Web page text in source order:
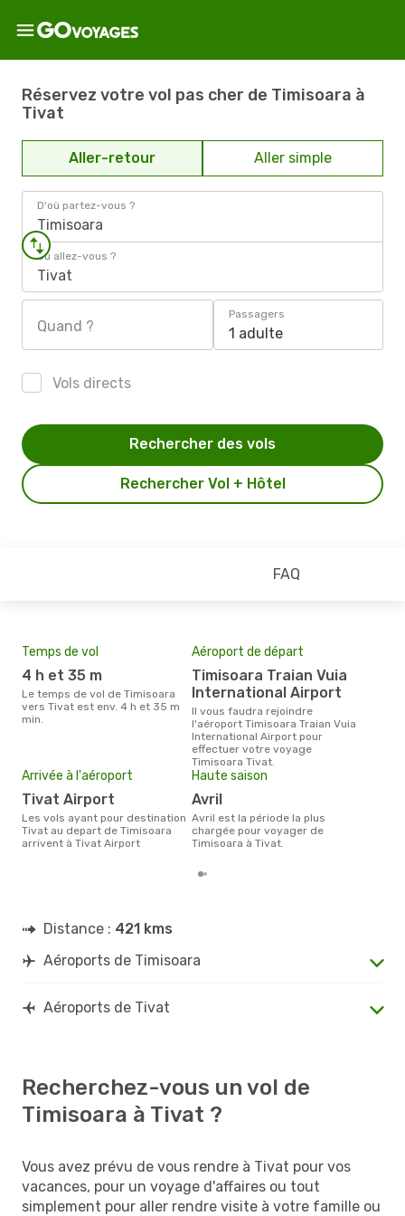
Réservez votre vol pas cher de Timisoara à
Tivat
Aller-retour Aller simple
D'où partez-vous ?
Timisoara
Où allez-vous ?
Tivat
Quand ?
Passagers
1 adulte
Vols directs
Rechercher Vol + Hôtel
Rechercher des vols
FAQ
Temps de vol
4 h et 35 m
Le temps de vol de Timisoara
vers Tivat est env. 4 h et 35 m
min.
Aéroport de départ
Timisoara Traian Vuia
International Airport
Il vous faudra rejoindre
l'aéroport Timisoara Traian Vuia
International Airport pour
effectuer votre voyage
Timisoara Tivat.
Arrivée à l'aéroport
Tivat Airport
Les vols ayant pour destination
Tivat au depart de Timisoara
arrivent à Tivat Airport
Haute saison
avril
avril est la période la plus
chargée pour voyager de
Timisoara à Tivat.
Distance : 421 kms
Aéroports de Timisoara
Aéroports de Tivat
Recherchez-vous un vol de
Timisoara à Tivat ?
Vous avez prévu de vous rendre à Tivat pour vos
vacances, pour un voyage d'affaires ou tout
simplement pour aller rendre visite à votre famille ou